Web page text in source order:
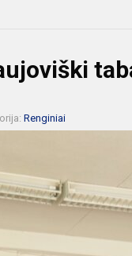
Renginiai